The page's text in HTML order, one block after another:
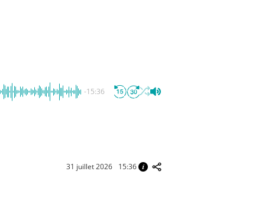
-15:36
31 juillet 2026 15:36